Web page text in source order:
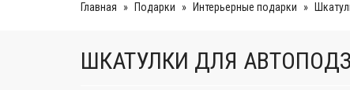
Главная Подарки Интерьерные подарки
ШКАТУЛКИ ДЛЯ